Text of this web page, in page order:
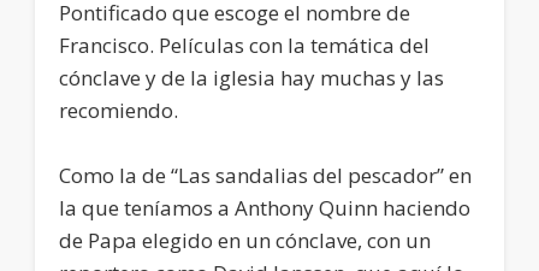
Pontificado que escoge el nombre de
Francisco. Películas con la temática del
cónclave y de la iglesia hay muchas y las
recomiendo.
Como la de “Las sandalias del pescador” en
la que teníamos a Anthony Quinn haciendo
de Papa elegido en un cónclave, con un